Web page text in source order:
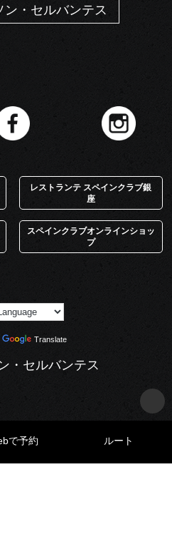
ン・セルバンテス
レストランテ スペインクラブ銀
座
スペインクラブオンラインショッ
プ
Translate
・セルバンテス
で予約 ルート